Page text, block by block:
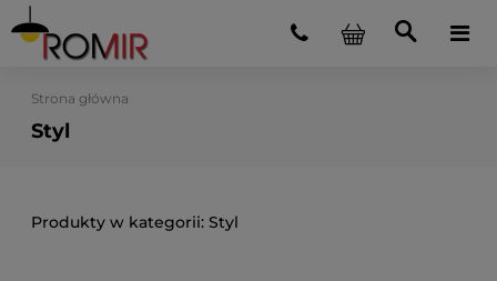
Strona główna
Styl
Styl